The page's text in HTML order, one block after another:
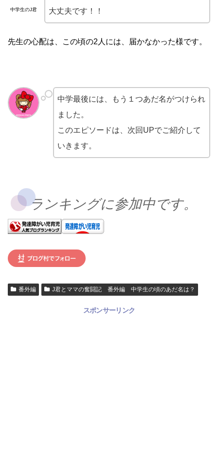
中学生のJ君
大丈夫です！！
先生の心配は、この頃の2人には、届かなかった様です。
中学最後には、もう１つあだ名がつけられ
ました。
このエピソードは、次回UPでご紹介して
いきます。
ランキングに参加中です。
番外編 J君とママの奮闘記 番外編 中学生の頃のあだ名は？
スポンサーリンク